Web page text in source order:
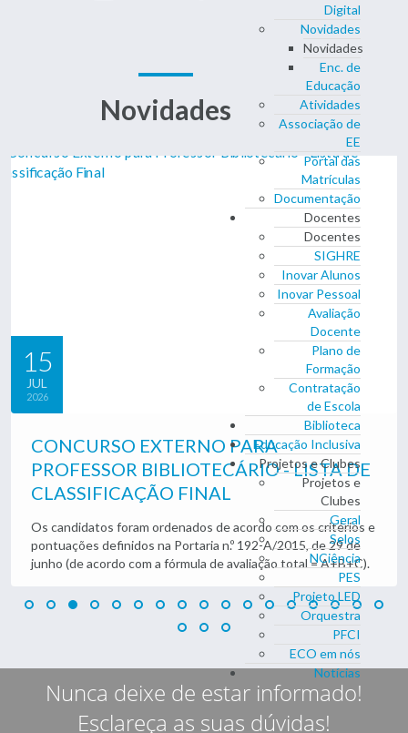
Digital
Novidades
Novidades
Enc. de
Educação
Atividades
Associação de
EE
Portal das
Matrículas
Documentação
Docentes
Docentes
SIGHRE
Inovar Alunos
Inovar Pessoal
Avaliação
Docente
Plano de
Formação
Contratação
de Escola
Biblioteca
Educação Inclusiva
Projetos e Clubes
Projetos e
Clubes
Geral
Selos
NCiência
PES
Projeto LED
Orquestra
PFCI
ECO em nós
Notícias
Novidades
15
JUL
2026
CONCURSO EXTERNO PARA
PROFESSOR BIBLIOTECÁRIO - LISTA DE
CLASSIFICAÇÃO FINAL
Os candidatos foram ordenados de acordo com os critérios e
pontuações definidos na Portaria n.º 192-A/2015, de 29 de
junho (de acordo com a fórmula de avaliação total = A+B+C).
Nunca deixe de estar informado!
Esclareça as suas dúvidas!